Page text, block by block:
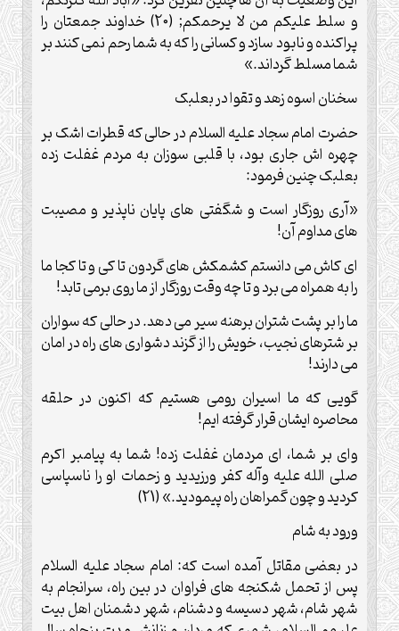
و سلط علیکم من لا یرحمکم; (20) خداوند جمعتان را
پراکنده و نابود سازد و کسانی را که به شما رحم نمی کنند بر
شما مسلط گرداند.»
سخنان اسوه زهد و تقوا در بعلبک
حضرت امام سجاد علیه السلام در حالی که قطرات اشک بر
چهره اش جاری بود، با قلبی سوزان به مردم غفلت زده
بعلبک چنین فرمود:
«آری روزگار است و شگفتی های پایان ناپذیر و مصیبت
های مداوم آن!
ای کاش می دانستم کشمکش های گردون تا کی و تا کجا ما
را به همراه می برد و تا چه وقت روزگار از ما روی برمی تابد!
ما را بر پشت شتران برهنه سیر می دهد. در حالی که سواران
بر شترهای نجیب، خویش را از گزند دشواری های راه در امان
می دارند!
گویی که ما اسیران رومی هستیم که اکنون در حلقه
محاصره ایشان قرار گرفته ایم!
وای بر شما، ای مردمان غفلت زده! شما به پیامبر اکرم
صلی الله علیه وآله کفر ورزیدید و زحمات او را ناسپاسی
کردید و چون گمراهان راه پیمودید.» (21)
ورود به شام
در بعضی مقاتل آمده است که: امام سجاد علیه السلام
پس از تحمل شکنجه های فراوان در بین راه، سرانجام به
شهر شام، شهر دسیسه و دشنام، شهر دشمنان اهل بیت